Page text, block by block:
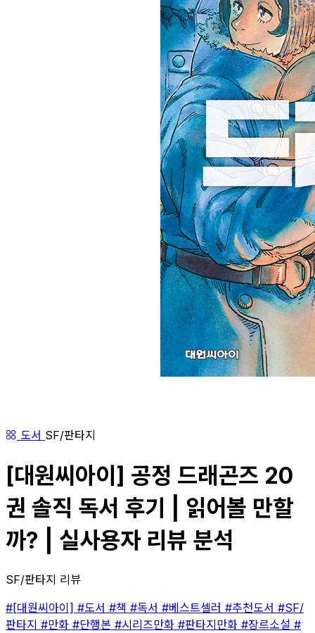
도서 SF/판타지
[대원씨아이] 공정 드래곤즈 20
권 솔직 독서 후기 | 읽어볼 만할
까? | 실사용자 리뷰 분석
SF/판타지 리뷰
#[대원씨아이] #도서 #책 #독서 #베스트셀러 #추천도서 #SF/
판타지 #만화 #단행본 #시리즈만화 #판타지만화 #장르소설 #